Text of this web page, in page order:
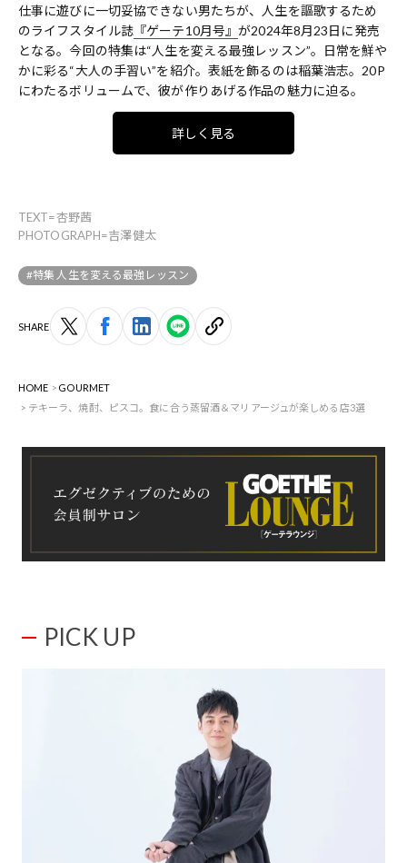
仕事に遊びに一切妥協できない男たちが、人生を謳歌するため
のライフスタイル誌 『ゲーテ10月号』が2024年8月23日に発売
となる。今回の特集は“人生を変える最強レッスン”。日常を鮮や
かに彩る“大人の手習い”を紹介。表紙を飾るのは稲葉浩志。20P
にわたるボリュームで、彼が作りあげる作品の魅力に迫る。
詳しく見る
TEXT=杏野茜
PHOTOGRAPH=吉澤健太
#特集 人生を変える最強レッスン
SHARE
HOME
GOURMET
テキーラ、焼酎、ピスコ。食に合う蒸留酒＆マリアージュが楽しめる店3選
PICK UP